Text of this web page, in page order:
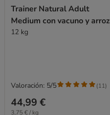
Trainer Natural Adult
Medium con vacuno y arroz
12 kg
44,99 €
3,75 € / kg
Valoración: 5/5 (11)